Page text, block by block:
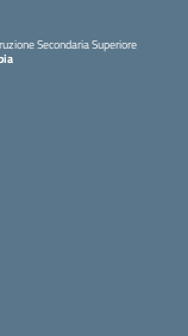
Secondaria Superiore